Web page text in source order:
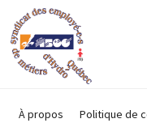
Passer
au
contenu
À propos Politique de